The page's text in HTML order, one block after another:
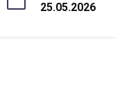
25.05.2026